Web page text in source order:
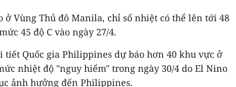
ở Vùng Thủ đô Manila, chỉ số nhiệt có thể lên tới 48
45 độ C vào ngày 27/4.
tiết Quốc gia Philippines dự báo hơn 40 khu vực ở
nhiệt độ "nguy hiểm" trong ngày 30/4 do El Nino
ảnh hưởng đến Philippines.